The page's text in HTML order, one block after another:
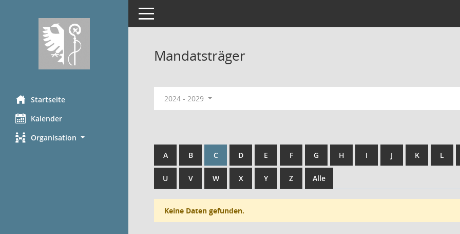
Startseite
Kalender
Organisation
Toggle navigation
Mandatsträger
2024 - 2029
A B C D E F G H I J K L
U V W X Y Z Alle
Keine Daten gefunden.